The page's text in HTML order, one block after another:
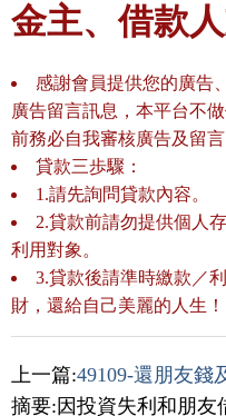
金主、借款
感謝會員提供您的廣告
廣告留言訊息，本平台不
前務必自我審核廣告及留言
貸款三歩驟：
1.請先詢問貸款內容。
2.貸款前請勿提供個人
利用對象。
3.貸款後請準時繳款／
財，還給自己美麗的人生！
上一篇:49109-還朋友錢
摘要:因投資失利和朋友